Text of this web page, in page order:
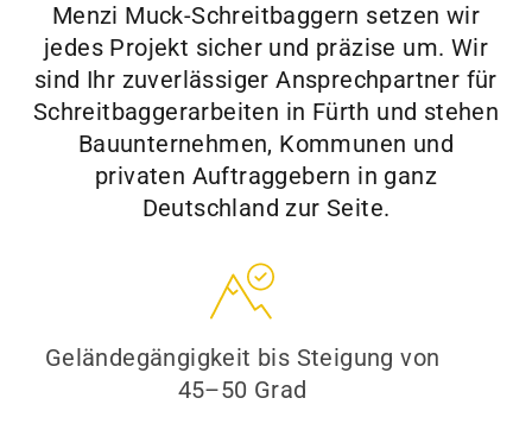
Menzi Muck-Schreitbaggern setzen wir
jedes Projekt sicher und präzise um. Wir
sind Ihr zuverlässiger Ansprechpartner für
Schreitbaggerarbeiten in Fürth und stehen
Bauunternehmen, Kommunen und
privaten Auftraggebern in ganz
Deutschland zur Seite.
Geländegängigkeit bis Steigung von
45–50 Grad